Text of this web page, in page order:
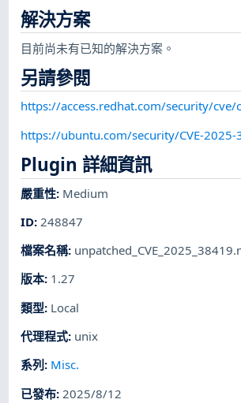
解決方案
目前尚未有已知的解決方案。
另請參閱
https://access.redhat.com/security/cve/
https://ubuntu.com/security/CVE-2025-
Plugin 詳細資訊
嚴重性: Medium
ID: 248847
檔案名稱:
版本: 1.27
類型: Local
代理程式: unix
系列 : Misc.
已發布: 2025/8/12